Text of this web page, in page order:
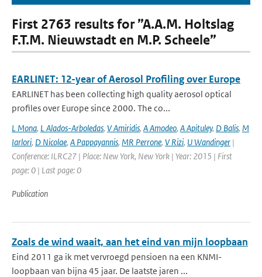
First 2763 results for ”A.A.M. Holtslag
F.T.M. Nieuwstadt en M.P. Scheele”
EARLINET: 12-year of Aerosol Profiling over Europe
EARLINET has been collecting high quality aerosol optical
profiles over Europe since 2000. The co...
L Mona, L Alados-Arboledas, V Amiridis, A Amodeo, A Apituley, D Balis, M
Iarlori, D Nicolae, A Pappayannis, MR Perrone, V Rizi, U Wandinger |
Conference: ILRC27 | Place: New York, New York | Year: 2015 | First
page: 0 | Last page: 0
Publication
Zoals de wind waait, aan het eind van mijn loopbaan
Eind 2011 ga ik met vervroegd pensioen na een KNMI-
loopbaan van bijna 45 jaar. De laatste jaren ...